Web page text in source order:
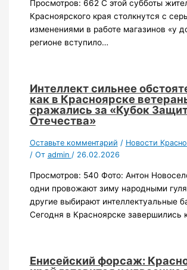
Просмотров: 662 С этой субботы
Красноярского края столкнутся с
изменениями в работе магазинов «у
регионе вступило…
Интеллект сильнее
как в Красноярске
сражались за «Кубок
Отечества»
Оставьте комментарий / Новости
/ От admin / 26.02.2026
Просмотров: 540 Фото: Антон
одни провожают зиму народными
другие выбирают интеллектуальные
Сегодня в Красноярске завершились
Енисейский форсаж: